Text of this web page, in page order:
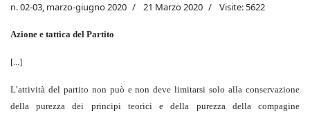
n. 02-03, marzo-giugno 2020 21 Marzo 2020 Visite: 5622
Azione e tattica del Partito
[...]
L’attività del partito non può e non deve limitarsi solo alla conservazione
della purezza dei principi teorici e della purezza della compagine